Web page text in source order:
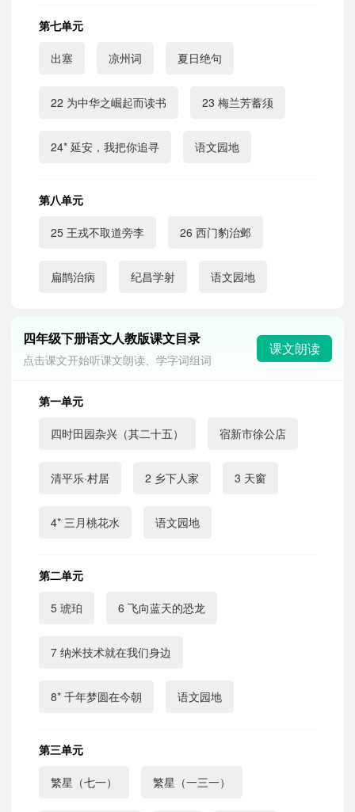
第七单元
出塞 凉州词 夏日绝句
22 为中华之崛起而读书 23 梅兰芳蓄须
24* 延安，我把你追寻 语文园地
第八单元
25 王戎不取道旁李 26 西门豹治邺
扁鹊治病 纪昌学射 语文园地
四年级下册语文人教版课文目录
点击课文开始听课文朗读、学字词组词
课文朗读
第一单元
四时田园杂兴（其二十五） 宿新市徐公店
清平乐·村居 2 乡下人家 3 天窗
4* 三月桃花水 语文园地
第二单元
5 琥珀 6 飞向蓝天的恐龙
7 纳米技术就在我们身边
8* 千年梦圆在今朝 语文园地
第三单元
繁星（七一） 繁星（一三一）